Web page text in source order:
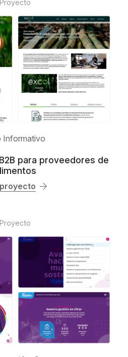
Proyecto
Informativo
para proveedores de
Proyecto